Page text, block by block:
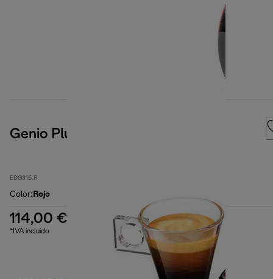
Genio Plus
EDG315.R
Color: Rojo
114,00 €
*IVA incluido